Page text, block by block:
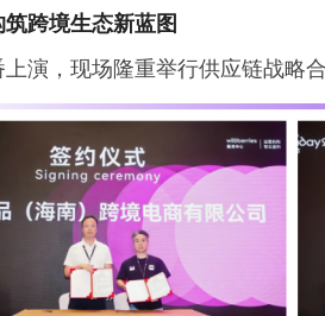
跨境生态新蓝图
演，现场隆重举行供应链战略